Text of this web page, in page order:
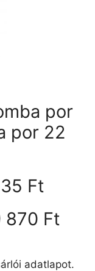
por
por 22
Ft
870 Ft
adatlapot.